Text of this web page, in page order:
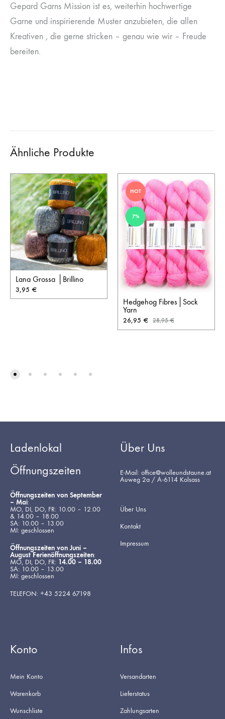
Gepard Garns Mission ist es, weiterhin hochwertige
Garne und inspirierende Muster anzubieten, die allen
Kreativen , die gerne stricken – genau wie wir – Freude
bereiten.
Ähnliche Produkte
Lana Grossa │Brillino
3,95 €
HOT
7%
Hedgehog Fibres│Sock
Yarn
26,95 € 28,95€
Ladenlokal
Öffnungszeiten
Öffnungszeiten von September
– Mai:
MO, DI, DO, FR: 10.00 – 12.00
& 14.00 – 18.00
SA: 10.00 – 13.00
MI: geschlossen
Öffnungszeiten von Juni –
August Ferienöffnungszeiten:
MO, DI, DO, FR: 14.00 – 18.00
SA: 10.00 – 13.00
MI: geschlossen
TELEFON: +43 5224 67198
Über Uns
E-Mail: office@wolleundstaune.at
Auweg 2a / A-6114 Kolsass
Über Uns
Kontakt
Impressum
Konto
Mein Konto
Warenkorb
Wunschliste
Infos
Versandarten
Lieferstatus
Zahlungsarten